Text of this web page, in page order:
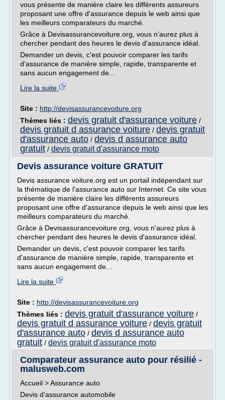
vous présente de manière claire les différents assureurs
proposant une offre d'assurance depuis le web ainsi que
les meilleurs comparateurs du marché.
Grâce à Devisassurancevoiture.org, vous n'aurez plus à
chercher pendant des heures le devis d'assurance idéal.
Demander un devis, c'est pouvoir comparer les tarifs
d'assurance de manière simple, rapide, transparente et
sans aucun engagement de...
Lire la suite
Site : http://devisassurancevoiture.org
Thèmes liés : devis gratuit d'assurance voiture /
devis gratuit d assurance voiture / devis gratuit
d'assurance auto / devis d assurance auto
gratuit / devis gratuit d'assurance moto
Devis assurance voiture GRATUIT
Devis assurance voiture.org est un portail indépendant sur
la thématique de l'assurance auto sur Internet. Ce site vous
présente de manière claire les différents assureurs
proposant une offre d'assurance depuis le web ainsi que les
meilleurs comparateurs du marché.
Grâce à Devisassurancevoiture.org, vous n'aurez plus à
chercher pendant des heures le devis d'assurance idéal.
Demander un devis, c'est pouvoir comparer les tarifs
d'assurance de manière simple, rapide, transparente et
sans aucun engagement de...
Lire la suite
Site : http://devisassurancevoiture.org
Thèmes liés : devis gratuit d'assurance voiture /
devis gratuit d assurance voiture / devis gratuit
d'assurance auto / devis d assurance auto
gratuit / devis gratuit d'assurance moto
Comparateur assurance auto pour résilié -
malusweb.com
Accueil > Assurance auto
Devis d'assurance automobile